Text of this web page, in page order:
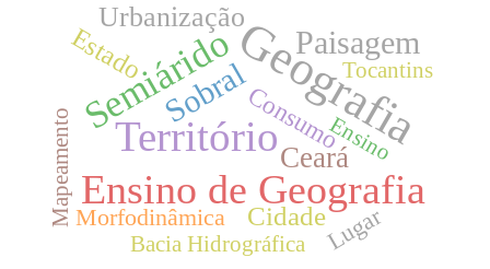
Geografia
Território
Ensino de Geografia
Semiárido
Sobral
Paisagem
Ceará
Urbanização
Cidade
Estado
Consumo
Morfodinâmica Lugar
Bacia Hidrográfica
Tocantins
Mapeamento Ensino